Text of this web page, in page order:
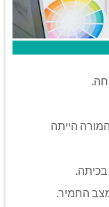
הייתה
החמיר.